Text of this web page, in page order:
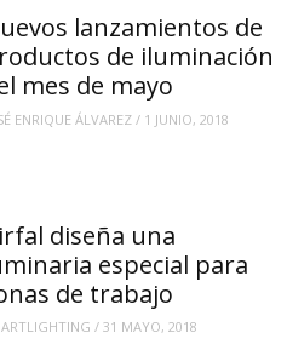
lanzamientos de
de iluminación
mes de mayo
ENRIQUE ÁLVAREZ / 1 JUNIO, 2018
diseña una
especial para
de trabajo
/31 MAYO, 2018